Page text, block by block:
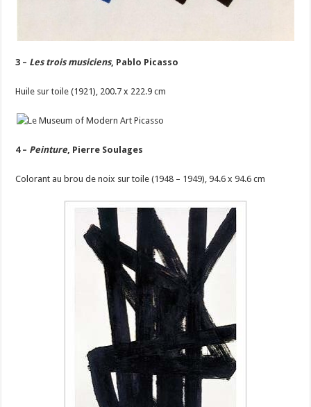
3 – Les trois musiciens, Pablo Picasso
Huile sur toile (1921), 200.7 x 222.9 cm
4 – Peinture, Pierre Soulages
Colorant au brou de noix sur toile (1948 – 1949), 94.6 x 94.6 cm